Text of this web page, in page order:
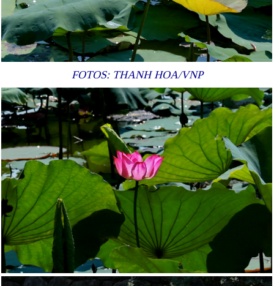
FOTOS: THANH HOA/VNP